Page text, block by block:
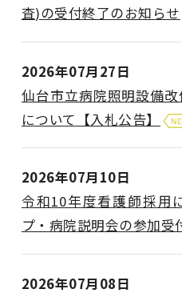
査)の受付終了のお知らせ
2026年07月27日
仙台市立病院照明設備改
について【入札公告】
2026年07月10日
令和10年度看護師採用
プ・病院説明会の参加受
2026年07月08日